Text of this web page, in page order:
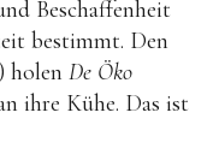
Beschaffenheit
bestimmt. Den
holen De Öko
ihre Kühe. Das ist